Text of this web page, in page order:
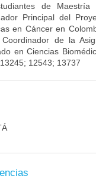
de
Principal del
en Cáncer en
Coordinador de la
en Ciencias
12543; 13737